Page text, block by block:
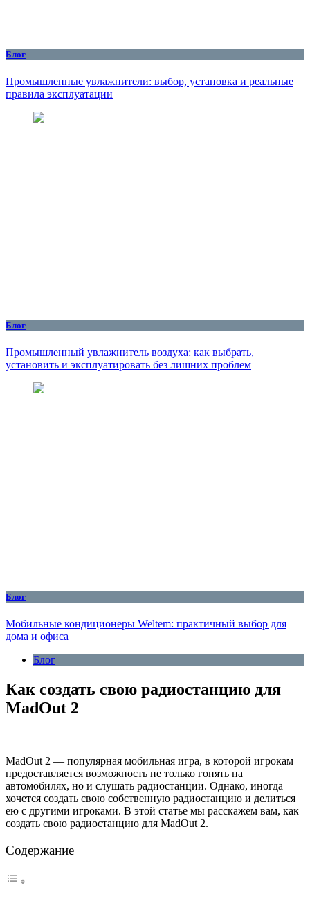
Блог
Промышленные увлажнители: выбор, установка и реальные
правила эксплуатации
Блог
Промышленный увлажнитель воздуха: как выбрать,
установить и эксплуатировать без лишних проблем
Блог
Мобильные кондиционеры Weltem: практичный выбор для
дома и офиса
Блог
Как создать свою радиостанцию для
MadOut 2
MadOut 2 — популярная мобильная игра, в которой игрокам
предоставляется возможность не только гонять на
автомобилях, но и слушать радиостанции. Однако, иногда
хочется создать свою собственную радиостанцию и делиться
ею с другими игроками. В этой статье мы расскажем вам, как
создать свою радиостанцию для MadOut 2.
Содержание